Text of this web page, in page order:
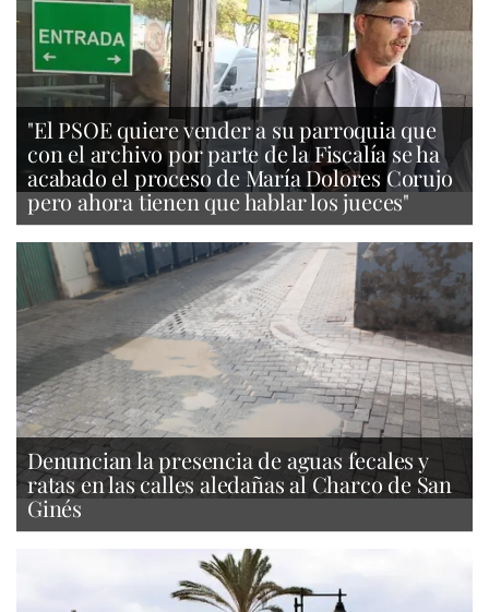
"El PSOE quiere vender a su parroquia que
con el archivo por parte de la Fiscalía se ha
acabado el proceso de María Dolores Corujo
pero ahora tienen que hablar los jueces"
Denuncian la presencia de aguas fecales y
ratas en las calles aledañas al Charco de San
Ginés